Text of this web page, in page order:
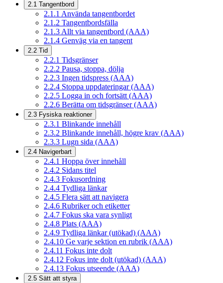
2.1 Tangentbord
2.1.1 Använda tangentbordet
2.1.2 Tangentbordsfälla
2.1.3 Allt via tangentbord (AAA)
2.1.4 Genväg via en tangent
2.2 Tid
2.2.1 Tidsgränser
2.2.2 Pausa, stoppa, dölja
2.2.3 Ingen tidspress (AAA)
2.2.4 Stoppa uppdateringar (AAA)
2.2.5 Logga in och fortsätt (AAA)
2.2.6 Berätta om tidsgränser (AAA)
2.3 Fysiska reaktioner
2.3.1 Blinkande innehåll
2.3.2 Blinkande innehåll, högre krav (AAA)
2.3.3 Lugn sida (AAA)
2.4 Navigerbart
2.4.1 Hoppa över innehåll
2.4.2 Sidans titel
2.4.3 Fokusordning
2.4.4 Tydliga länkar
2.4.5 Flera sätt att navigera
2.4.6 Rubriker och etiketter
2.4.7 Fokus ska vara synligt
2.4.8 Plats (AAA)
2.4.9 Tydliga länkar (utökad) (AAA)
2.4.10 Ge varje sektion en rubrik (AAA)
2.4.11 Fokus inte dolt
2.4.12 Fokus inte dolt (utökad) (AAA)
2.4.13 Fokus utseende (AAA)
2.5 Sätt att styra